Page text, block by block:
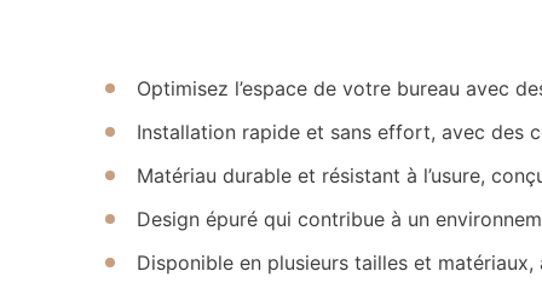
Optimisez l’espace de votre bureau avec
Installation rapide et sans effort, avec des
Matériau durable et résistant à l’usure,
Design épuré qui contribue à un
Disponible en plusieurs tailles et